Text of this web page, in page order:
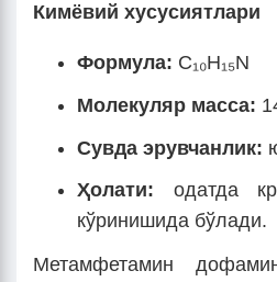
Кимёвий хусусиятлари
Формула: C₁₀H₁₅N
Молекуляр масса:
Сувда эрувчанлик:
Ҳолати: одатда
кўринишида бўлади.
Метамфетамин